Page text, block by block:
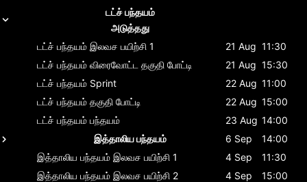
டட்ச் பந்தயம்
அடுத்தது
டட்ச் பந்தயம் இலவச பயிற்சி 1 21 Aug 11:30
டட்ச் பந்தயம் விரைவோட்ட தகுதி போட்டி 21 Aug 15:30
டட்ச் பந்தயம் Sprint 22 Aug 11:00
டட்ச் பந்தயம் தகுதி போட்டி 22 Aug 15:00
டட்ச் பந்தயம் பந்தயம் 23 Aug 14:00
இத்தாலிய பந்தயம்
6 Sep
14:00
இத்தாலிய பந்தயம் இலவச பயிற்சி 1 4 Sep
11:30
இத்தாலிய பந்தயம் இலவச பயிற்சி 2 4 Sep
15:00